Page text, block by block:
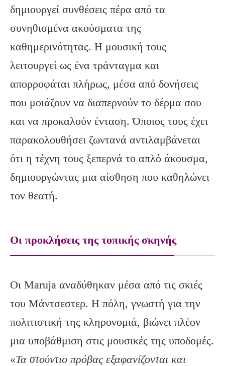
δημιουργεί συνθέσεις πέρα από τα
συνηθισμένα ακούσματα της
καθημερινότητας. Η μουσική τους
λειτουργεί ως ένα τράνταγμα και
απορροφάται πλήρως, μέσα από δονήσεις
που μοιάζουν να διαπερνούν το δέρμα σου
και να προκαλούν ένταση. Όποιος τους έχει
παρακολουθήσει ζωντανά αντιλαμβάνεται
ότι η τέχνη τους ξεπερνά το απλό άκουσμα,
δημιουργώντας μια αίσθηση που καθηλώνει
τον θεατή.
Οι προκλήσεις της τοπικής σκηνής
Οι Maruja αναδύθηκαν μέσα από τις σκιές
του Μάντσεστερ. Η πόλη, γνωστή για την
πολιτιστική της κληρονομιά, βιώνει πλέον
μια υποβάθμιση στις μουσικές της υποδομές.
«Τα στούντιο πρόβας εξαφανίζονται και